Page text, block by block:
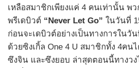
เหลือสมาชิกเพียงแค่ 4 คนเท่านั้น พว
พรีเดบิวต์ “Never Let Go” ในวันที่
ก่อนจะเดบิวต์อย่างเป็นทางการในวั
ด้วยซิงเกิ้ล One 4 U สมาชิกทั้ง 4คน
ซึงจิน และซึงยอบ ล่าสุดตอนนี้ทางวง